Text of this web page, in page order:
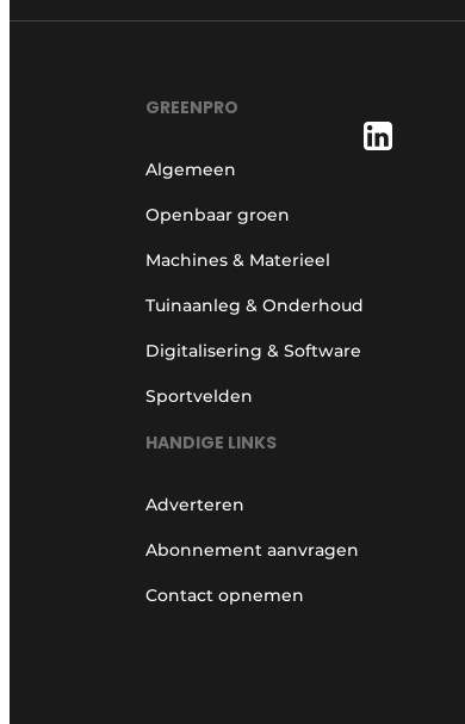
GREENPRO
Algemeen
Openbaar groen
Machines & Materieel
Tuinaanleg & Onderhoud
Digitalisering & Software
Sportvelden
HANDIGE LINKS
Adverteren
Abonnement aanvragen
Contact opnemen